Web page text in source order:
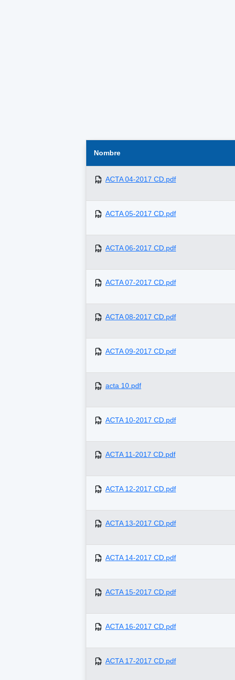
Nombre
ACTA 04-2017 CD.pdf
ACTA 05-2017 CD.pdf
ACTA 06-2017 CD.pdf
ACTA 07-2017 CD.pdf
ACTA 08-2017 CD.pdf
ACTA 09-2017 CD.pdf
acta 10.pdf
ACTA 10-2017 CD.pdf
ACTA 11-2017 CD.pdf
ACTA 12-2017 CD.pdf
ACTA 13-2017 CD.pdf
ACTA 14-2017 CD.pdf
ACTA 15-2017 CD.pdf
ACTA 16-2017 CD.pdf
ACTA 17-2017 CD.pdf